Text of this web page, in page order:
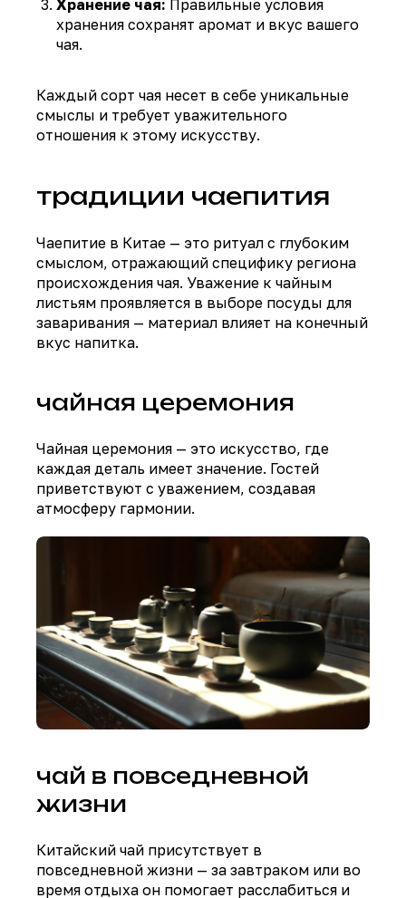
Хранение чая: Правильные условия
хранения сохранят аромат и вкус вашего
чая.
Каждый сорт чая несет в себе уникальные
смыслы и требует уважительного
отношения к этому искусству.
традиции чаепития
Чаепитие в Китае — это ритуал с глубоким
смыслом, отражающий специфику региона
происхождения чая. Уважение к чайным
листьям проявляется в выборе посуды для
заваривания — материал влияет на конечный
вкус напитка.
чайная церемония
Чайная церемония — это искусство, где
каждая деталь имеет значение. Гостей
приветствуют с уважением, создавая
атмосферу гармонии.
чай в повседневной
жизни
Китайский чай присутствует в
повседневной жизни — за завтраком или во
время отдыха он помогает расслабиться и